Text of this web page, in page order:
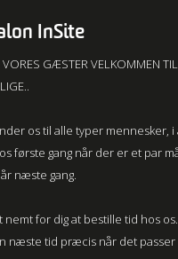
InSite
VORES GÆSTER VELKOMMEN
os til alle typer mennesker,
første gang når der er et par
næste gang.
nemt for dig at bestille tid hos
næste tid præcis når det passer